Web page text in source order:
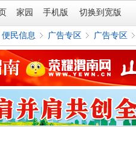
家园 手机版 切换到宽版
便民信息
›
广告专区
›
广告专区
›